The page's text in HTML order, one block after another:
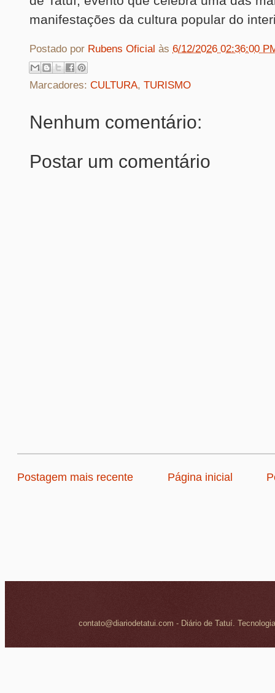
manifestações da cultura popular do
Postado por Rubens Oficial às 6/12/2026 02:36:00
Marcadores: CULTURA, TURISMO
Nenhum comentário:
Postar um comentário
Postagem mais recente Página inicial
contato@diariodetatui.com - Diário de Tatuí.